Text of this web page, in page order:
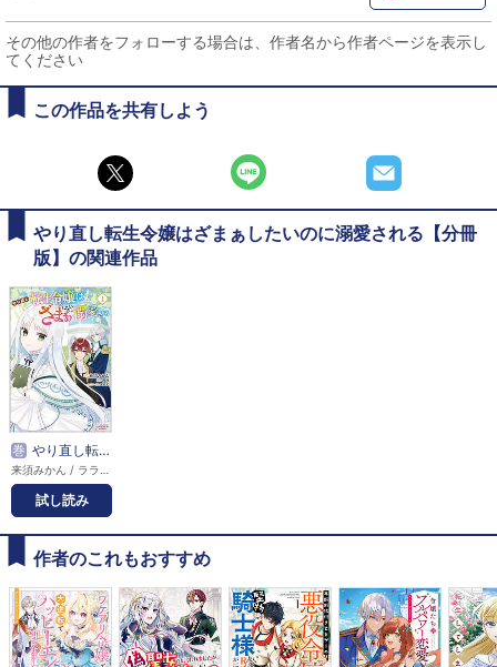
その他の作者をフォローする場合は、作者名から作者ページを表示し
てください
この作品を共有しよう
やり直し転生令嬢はざまぁしたいのに溺愛される【分冊
版】の関連作品
巻 やり直し転生令嬢はざまぁしたいのに溺愛される
試し読み
作者のこれもおすすめ